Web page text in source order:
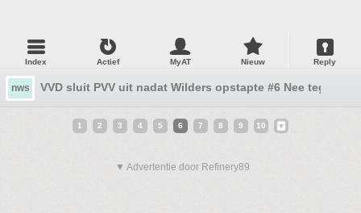
Index Actief MyAT Nieuw Reply
nws VVD sluit PVV uit nadat Wilders opstapte #6 Nee tegen de
1 2 3 4 5 6 7 8 9 10
▼ Advertentie door Refinery89